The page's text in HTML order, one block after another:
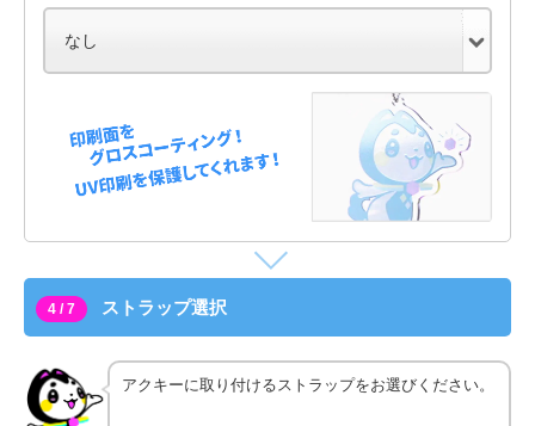
4 / 7 ストラップ選択
アクキーに取り付けるストラップをお選びください。